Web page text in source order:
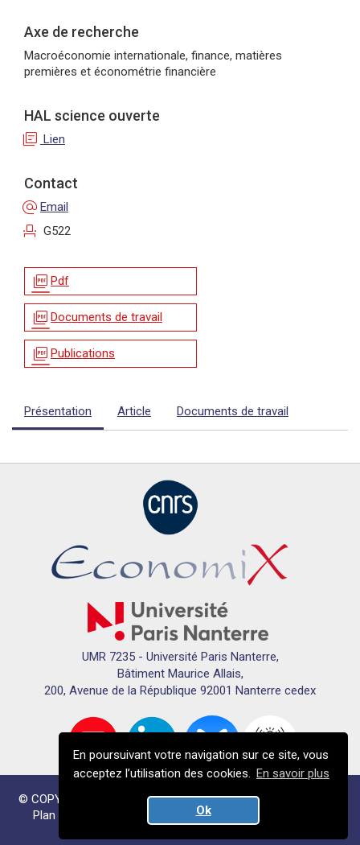
En poursuivant votre navigation sur ce site, vous
acceptez l’utilisation des cookies. En savoir plus
Ok
Axe de recherche
Macroéconomie internationale, finance, matières
premières et économétrie financière
HAL science ouverte
library_books Lien
Contact
alternate_email Email
event_seat G522
picture_as_pdf Pdf
picture_as_pdf Documents de travail
picture_as_pdf Publications
Présentation Article Documents de travail
UMR 7235 - Université Paris Nanterre,
Bâtiment Maurice Allais,
200, Avenue de la République 92001 Nanterre cedex
© COPYRIGHTS ECONOMIX 2024 - TOUS DROITS RÉSERVÉS
Plan du site
Données personnelles